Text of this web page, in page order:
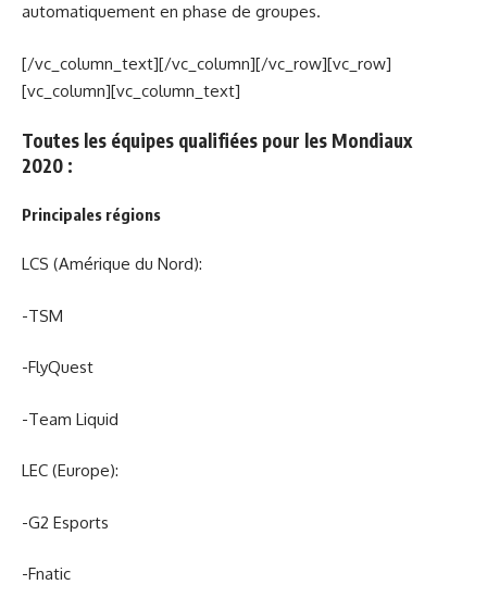
automatiquement en phase de groupes.
[/vc_column_text][/vc_column][/vc_row][vc_row]
[vc_column][vc_column_text]
Toutes les équipes qualifiées pour les Mondiaux
2020 :
Principales régions
LCS (Amérique du Nord):
-TSM
-FlyQuest
-Team Liquid
LEC (Europe):
-G2 Esports
-Fnatic